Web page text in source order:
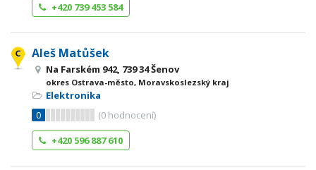
+420 739 453 584
Aleš Matůšek
Na Farském 942, 739 34 Šenov
okres Ostrava-město, Moravskoslezský kraj
Elektronika
0
(0 hodnocení)
+420 596 887 610